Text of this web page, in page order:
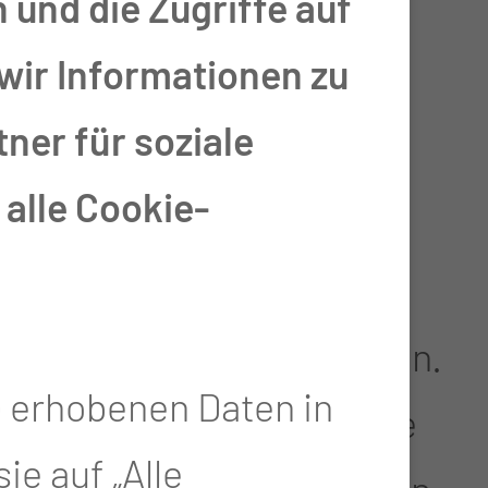
der Brustdrüse
wirklich
prominente Drüseninseln.
bleiben, ist eine
Informationen zu
für soziale
Cookie-
Daten in
auf „Alle